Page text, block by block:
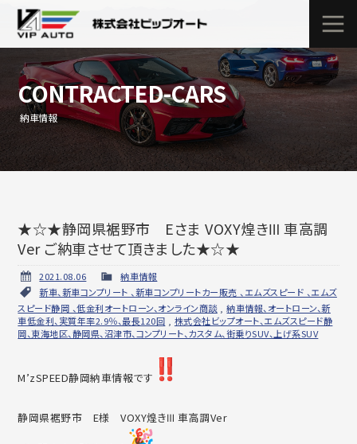
CONTRACTED-CARS
納車情報
★☆★静岡県裾野市 Eさま VOXY煌きⅢ 車高調
Ver ご納車させて頂きました★☆★
2021.08.06
納車情報
新車、新車コンプリート 、新車コンプリートカー販売 、エムズスピード 、エムズ
スピード静岡 、低金利オートローン、オンライン商談,納車情報、オートローン、新
車低金利、実質年率2.9％、最長120回
株式会社ビップオート、エムズスピード静
岡、東海地区、静岡県、沼津市、コンプリート、カスタム、街乗りSUV、上げ系SUV
M’zSPEED静岡納車情報です
静岡県裾野市 E様 VOXY煌きⅢ 車高調Ver